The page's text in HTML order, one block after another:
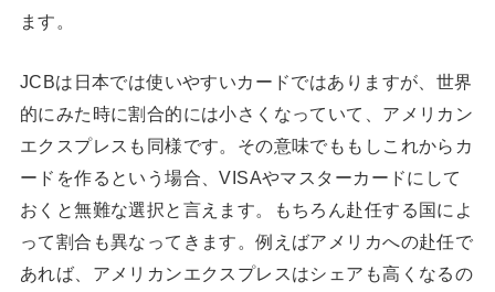
ます。
JCBは日本では使いやすいカードではありますが、世界
的にみた時に割合的には小さくなっていて、アメリカン
エクスプレスも同様です。その意味でももしこれからカ
ードを作るという場合、VISAやマスターカードにして
おくと無難な選択と言えます。もちろん赴任する国によ
って割合も異なってきます。例えばアメリカへの赴任で
あれば、アメリカンエクスプレスはシェアも高くなるの